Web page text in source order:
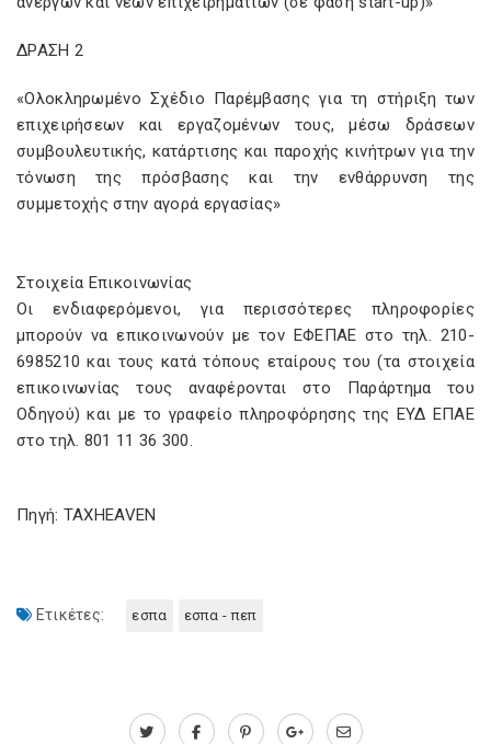
ΔΡΑΣΗ 2
«Ολοκληρωμένο Σχέδιο Παρέμβασης για τη στήριξη των
επιχειρήσεων και εργαζομένων τους, μέσω δράσεων
συμβουλευτικής, κατάρτισης και παροχής κινήτρων για την
τόνωση της πρόσβασης και την ενθάρρυνση της
συμμετοχής στην αγορά εργασίας»
Στοιχεία Επικοινωνίας
Οι ενδιαφερόμενοι, για περισσότερες πληροφορίες
μπορούν να επικοινωνούν με τον ΕΦΕΠΑΕ στο τηλ. 210-
6985210 και τους κατά τόπους εταίρους του (τα στοιχεία
επικοινωνίας τους αναφέρονται στο Παράρτημα του
Οδηγού) και με το γραφείο πληροφόρησης της ΕΥΔ ΕΠΑΕ
στο τηλ. 801 11 36 300.
Πηγή: TAXHEAVEN
Ετικέτες: εσπα εσπα - πεπ